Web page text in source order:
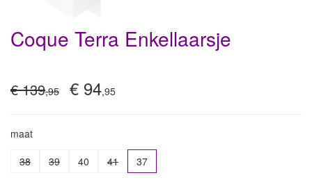
Coque Terra Enkellaarsje
€ 139,95 € 94,95
maat
38
39 40 41
37